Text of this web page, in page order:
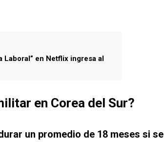
Laboral” en Netflix ingresa al
en Corea del Sur?
un promedio de 18 meses si se